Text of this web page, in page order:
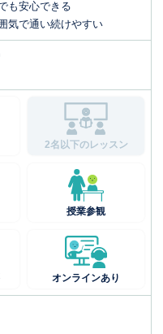
も安心できる
気で通い続けやすい
2名以下のレッスン
授業参観
オンラインあり